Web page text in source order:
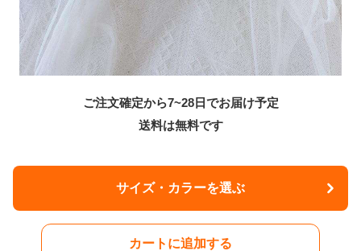
ご注文確定から7~28日でお届け予定
送料は無料です
サイズ・カラーを選ぶ
カートに追加する